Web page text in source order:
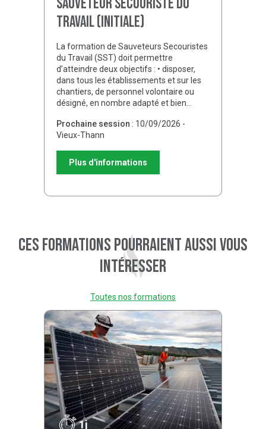
Sauveteur secouriste du
travail (initiale)
La formation de Sauveteurs Secouristes
du Travail (SST) doit permettre
d’atteindre deux objectifs : • disposer,
dans tous les établissements et sur les
chantiers, de personnel volontaire ou
désigné, en nombre adapté et bien…
Prochaine session : 10/09/2026 -
Vieux-Thann
Plus d'informations
Ces formations pourraient aussi vous
intéresser
Toutes nos formations
1j